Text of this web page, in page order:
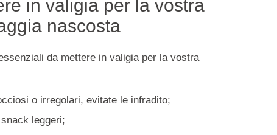
in valigia per la vostra
nascosta
da mettere in valigia per la vostra
o irregolari, evitate le infradito;
leggeri;